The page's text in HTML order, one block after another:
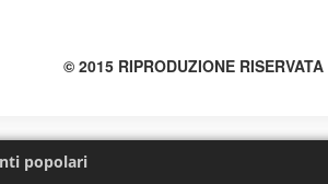
© 2015 RIPRODUZIONE RISERVATA
popolari